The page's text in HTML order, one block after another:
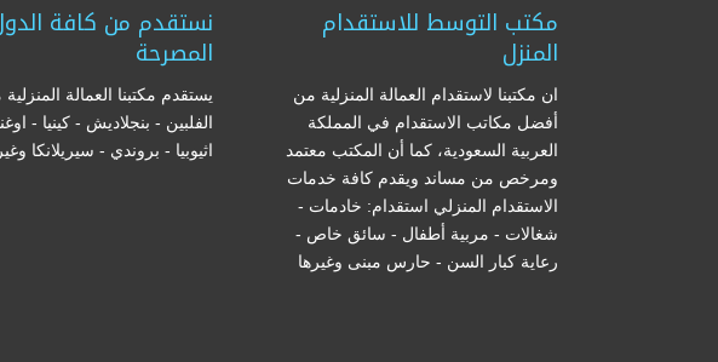
مكتب التوسط للاستقدام
المنزل
ان مكتبنا لاستقدام العمالة المنزلية من
أفضل مكاتب الاستقدام في المملكة
العربية السعودية، كما أن المكتب معتمد
ومرخص من مساند ويقدم كافة خدمات
الاستقدام المنزلي استقدام: خادمات -
شغالات - مربية أطفال - سائق خاص -
رعاية كبار السن - حارس مبنى وغيرها
نستقدم من كافة
المصرحة
يستقدم مكتبنا العمالة
الفلبين - بنجلاديش - كينيا -
اثيوبيا - بروندي - سيريلانكا